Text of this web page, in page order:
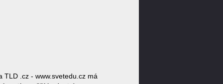
.cz - www.svetedu.cz má